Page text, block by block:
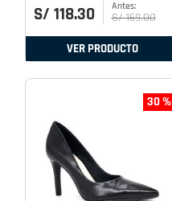
S/ 118.30 S/ 169.00
VER PRODUCTO
30 %